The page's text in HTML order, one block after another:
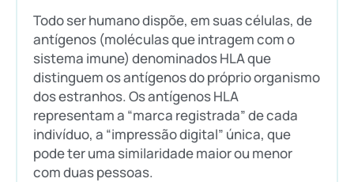
Todo ser humano dispõe, em suas células, de
antígenos (moléculas que intragem com o
sistema imune) denominados HLA que
distinguem os antígenos do próprio organismo
dos estranhos. Os antígenos HLA
representam a “marca registrada” de cada
indivíduo, a “impressão digital” única, que
pode ter uma similaridade maior ou menor
com duas pessoas.